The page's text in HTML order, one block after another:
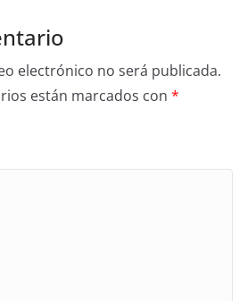
electrónico no será publicada.
están marcados con *